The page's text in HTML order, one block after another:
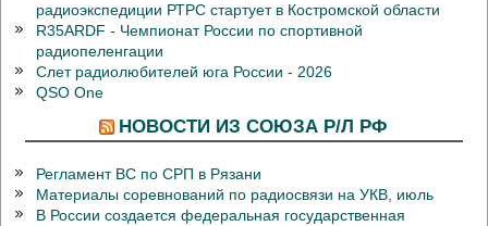
радиоэкспедиции РТРС стартует в Костромской области
R35ARDF - Чемпионат России по спортивной
радиопеленгации
Слет радиолюбителей юга России - 2026
QSO One
НОВОСТИ ИЗ СОЮЗА Р/Л РФ
Регламент ВС по СРП в Рязани
Материалы соревнований по радиосвязи на УКВ, июль
В России создается федеральная государственная